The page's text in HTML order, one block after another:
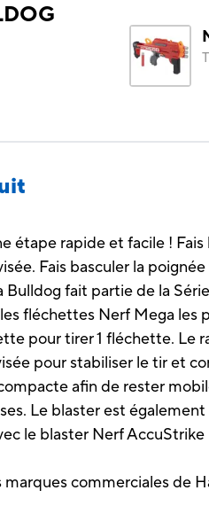
étape rapide et facile !
Fais basculer la
Bulldog fait partie de la
fléchettes Nerf Mega les
pour tirer 1 fléchette.
pour stabiliser le tir et
afin de rester
Le blaster est
le blaster Nerf
commerciales de